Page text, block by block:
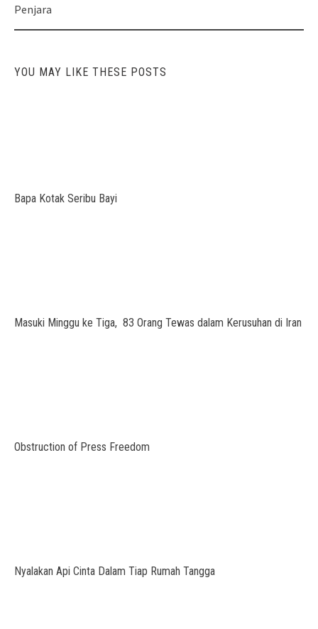
Penjara
YOU MAY LIKE THESE POSTS
Bapa Kotak Seribu Bayi
Masuki Minggu ke Tiga, 83 Orang Tewas dalam Kerusuhan di Iran
Obstruction of Press Freedom
Nyalakan Api Cinta Dalam Tiap Rumah Tangga